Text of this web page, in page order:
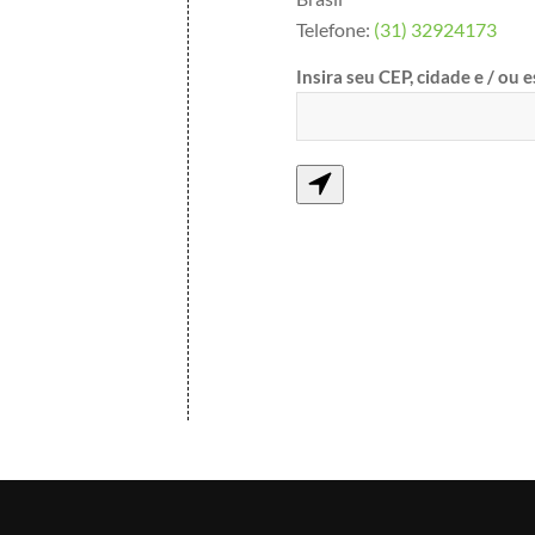
Telefone: (31) 32924173
Insira seu CEP, cidade e / ou